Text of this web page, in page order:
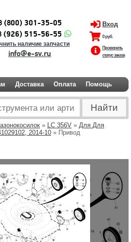
(800) 301-35-05
(926) 515-56-55
наличие запчасти
info@e-sv.ru
Вход
0 руб.
Проверить
статус заказа
Доставка Оплата Помощь
» LC 356V » Для Для
2014-10 » Привод